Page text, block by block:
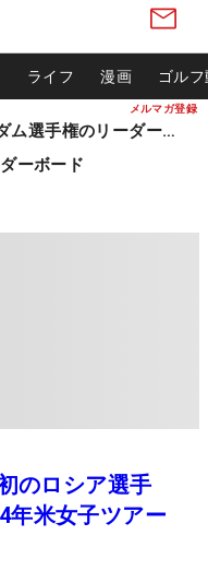
メルマガ登録
ライフ 漫画 ゴル
松山英樹ら出場 ウィンダム選手権のリーダーボード
ーボード
のロシア選手
米女子ツアー